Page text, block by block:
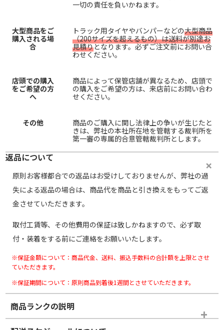
一切の責任を負いかねます。
大型商品をご
購入される場
合
トラック用タイヤやバンパーなどの大型商品
（200サイズを超えるもの）は送料が別途お
見積りとなります。必ずご注文前にお問い合
わせください。
店頭での購入
をご希望の方
へ
商品によって保管店舗が異なるため、店頭で
の購入をご希望の方は、来店前にお問い合わ
せください。
その他
商品のご購入に関し法律上の争いが生じたと
きは、弊社の本社所在地を管轄する裁判所を
第一審の専属的合意管轄裁判所とします。
返品について
原則お客様都合での返品はお受けしておりませんが、弊社の過
失による返品の場合は、商品代を商品と引き換えをもってご返
金させていただきます。
取付工賃等、その他費用の保証は致しかねますので、必ず取
付・装着をする前にご連絡をお願いいたします。
※保証金額について：商品代金、送料、振込手数料の合計額を上限とさせ
ていただきます。
※保証期間について：原則商品到着後1週間とさせていただきます。
商品ランクの説明
※商品ランクは出品者の主観により判断しておりますので、あら